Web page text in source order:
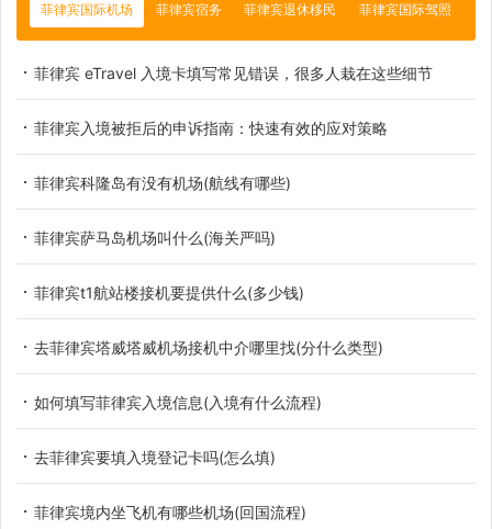
菲律宾国际机场 菲律宾宿务 菲律宾退休移民 菲律宾国际驾照
菲律宾 eTravel 入境卡填写常见错误，很多人栽在这些细节
菲律宾入境被拒后的申诉指南：快速有效的应对策略
菲律宾科隆岛有没有机场(航线有哪些)
菲律宾萨马岛机场叫什么(海关严吗)
菲律宾t1航站楼接机要提供什么(多少钱)
去菲律宾塔威塔威机场接机中介哪里找(分什么类型)
如何填写菲律宾入境信息(入境有什么流程)
去菲律宾要填入境登记卡吗(怎么填)
菲律宾境内坐飞机有哪些机场(回国流程)